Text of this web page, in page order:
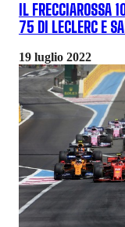
IL
75 DI LECLERC E
19 luglio 2022